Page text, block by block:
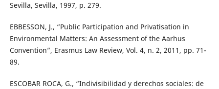
Sevilla, Sevilla, 1997, p. 279.
EBBESSON, J., “Public Participation and Privatisation in
Environmental Matters: An Assessment of the Aarhus
Convention”, Erasmus Law Review, Vol. 4, n. 2, 2011, pp. 71-
89.
ESCOBAR ROCA, G., “Indivisibilidad y derechos sociales: de